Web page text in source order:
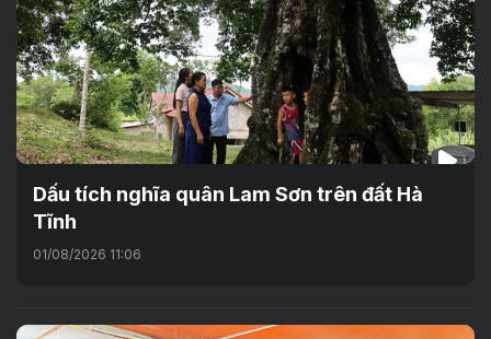
Dấu tích nghĩa quân Lam Sơn trên đất Hà
Tĩnh
01/08/2026 11:06